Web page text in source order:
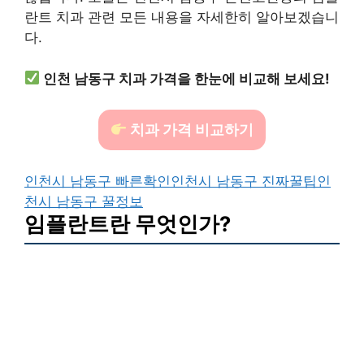
란트 치과 관련 모든 내용을 자세한히 알아보겠습니
다.
인천 남동구 치과 가격을 한눈에 비교해 보세요!
치과 가격 비교하기
인천시 남동구 빠른확인 인천시 남동구 진짜꿀팁 인
천시 남동구 꿀정보
임플란트란 무엇인가?